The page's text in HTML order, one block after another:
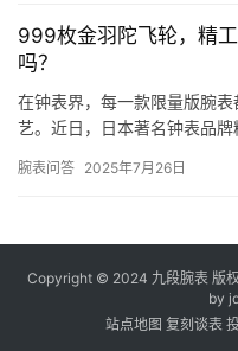
999枚金羽陀飞轮，精
吗？
在钟表界，每一款限量版腕
艺。近日，日本著名钟表品
腕表问答 2025年7月26日
Copyright © 2024 九段腕表 版
by
站点地图 复刻谈表